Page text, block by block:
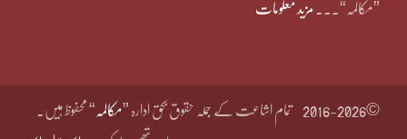
”مکالمہ“۔۔۔ مزید معلومات
©2016-2026 تمام اشاعت کے جملہ حقوق بحق ادارہ ”مکالمہ “ محفوظ ہیں۔